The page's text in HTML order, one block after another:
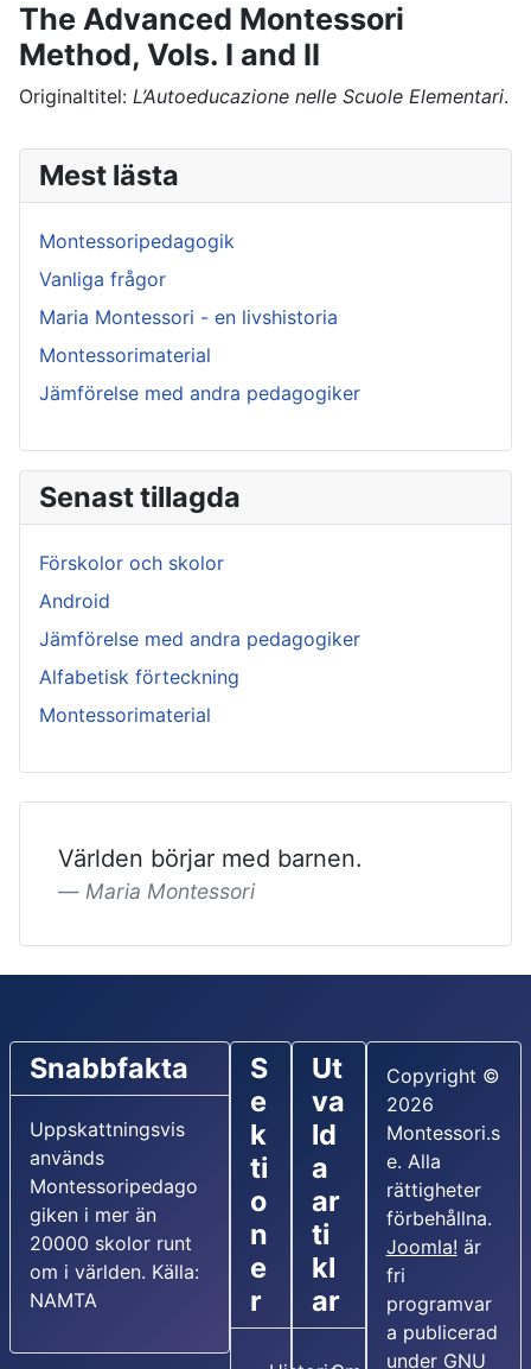
The Advanced Montessori
Method, Vols. I and II
Originaltitel: L’Autoeducazione nelle Scuole Elementari.
Mest lästa
Montessoripedagogik
Vanliga frågor
Maria Montessori - en livshistoria
Montessorimaterial
Jämförelse med andra pedagogiker
Senast tillagda
Förskolor och skolor
Android
Jämförelse med andra pedagogiker
Alfabetisk förteckning
Montessorimaterial
Världen börjar med barnen.
Maria Montessori
Snabbfakta
Uppskattningsvis
används
Montessoripedago
giken i mer än
20000 skolor runt
om i världen. Källa:
NAMTA
S
e
k
ti
o
n
e
r
Ut
va
ld
a
ar
ti
kl
ar
Copyright ©
2026
Montessori.s
e. Alla
rättigheter
förbehållna.
Joomla! är
fri
programvar
a publicerad
under GNU